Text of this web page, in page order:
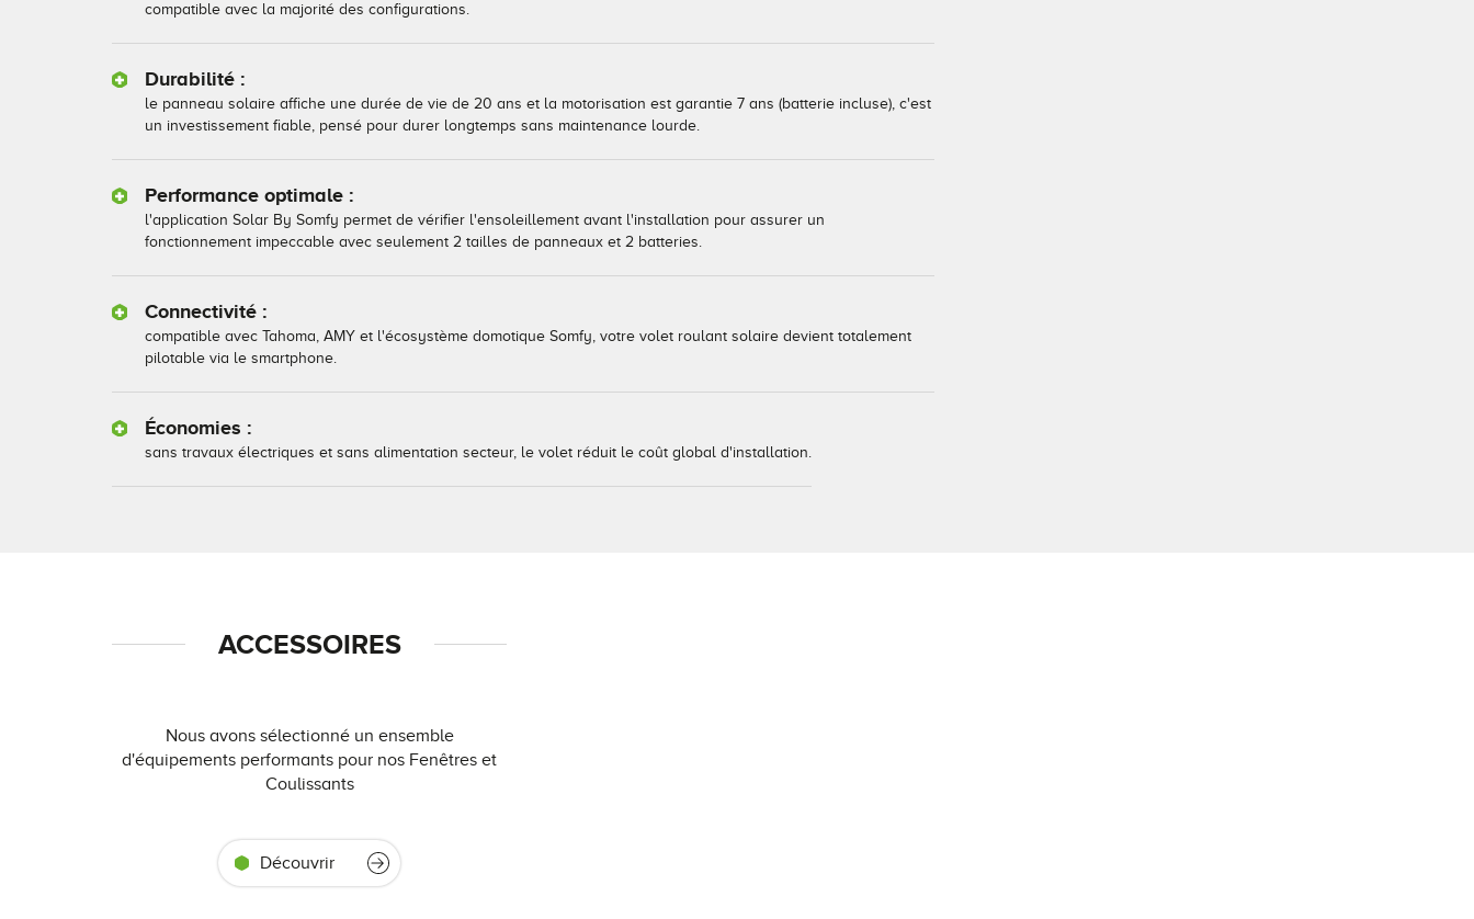
compatible avec la majorité des configurations.
Durabilité :
le panneau solaire affiche une durée de vie de 20 ans et la motorisation est garantie 7 ans (batterie incluse), c'est
un investissement fiable, pensé pour durer longtemps sans maintenance lourde.
Performance optimale :
l'application Solar By Somfy permet de vérifier l'ensoleillement avant l'installation pour assurer un
fonctionnement impeccable avec seulement 2 tailles de panneaux et 2 batteries.
Connectivité :
compatible avec Tahoma, AMY et l'écosystème domotique Somfy, votre volet roulant solaire devient totalement
pilotable via le smartphone.
Économies :
sans travaux électriques et sans alimentation secteur, le volet réduit le coût global d'installation.
ACCESSOIRES
Nous avons sélectionné un ensemble
d'équipements performants pour nos Fenêtres et
Coulissants
Découvrir